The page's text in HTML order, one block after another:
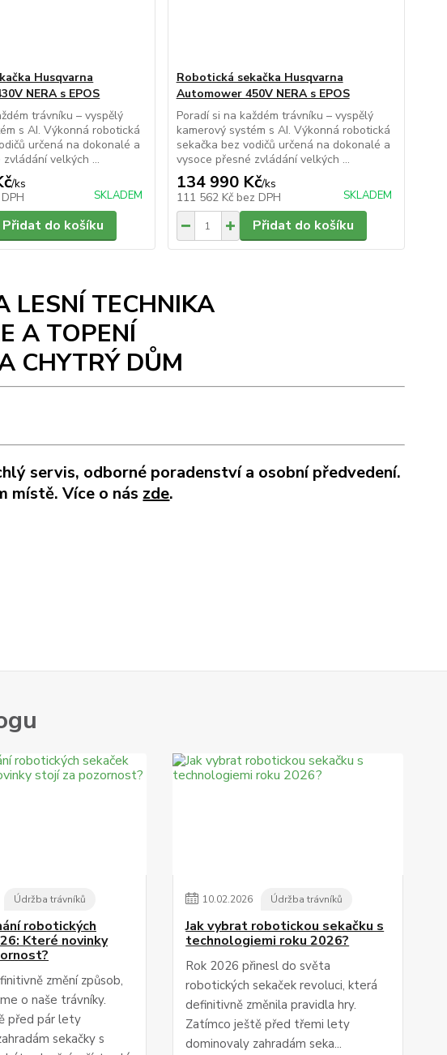
Husqvarna
NERA s EPOS
trávníku – vyspělý
s AI. Výkonná robotická
určená na dokonalé a
velkých ...
/ks
SKLADEM
Přidat do košíku
Robotická sekačka Husqvarna
Automower 450V NERA s EPOS
Poradí si na každém trávníku – vyspělý
kamerový systém s AI. Výkonná robotická
sekačka bez vodičů určená na dokonalé a
vysoce přesné zvládání velkých ...
134 990 Kč/ks
111 562 Kč bez DPH SKLADEM
Přidat do košíku
LESNÍ TECHNIKA
A TOPENÍ
CHYTRÝ DŮM
servis, odborné poradenství a osobní předvedení.
místě. Více o nás zde.
Údržba trávníků
robotických
Které novinky
změní způsob,
o naše trávníky.
před pár lety
sekačky s
10.02.2026 Údržba trávníků
Jak vybrat robotickou sekačku s
technologiemi roku 2026?
Rok 2026 přinesl do světa
robotických sekaček revoluci, která
definitivně změnila pravidla hry.
Zatímco ještě před třemi lety
dominovaly zahradám seka...